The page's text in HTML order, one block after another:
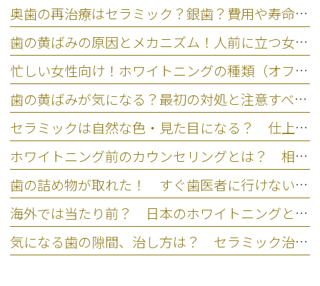
奥歯の再治療はセラミック？銀歯？費用や寿命など5基準で比較
歯の黄ばみの原因とメカニズム！人前に立つ女性のための正しいケア
忙しい女性向け！ホワイトニングの種類（オフィス・ホーム）の違い
歯の黄ばみが気になる？最初の対処と注意すべきNG行動を歯科医師が解説
セラミックは自然な色・見た目になる？ 仕上がりの違いを左右するポイント
ホワイトニング前のカウンセリングとは？ 相談なしの注意点とリスク
歯の詰め物が取れた！ すぐ歯医者に行けない場合の応急処置と放置リスク
海外では当たり前？ 日本のホワイトニングとの違いを比較
気になる歯の隙間、治し方は？ セラミック治療という選択肢